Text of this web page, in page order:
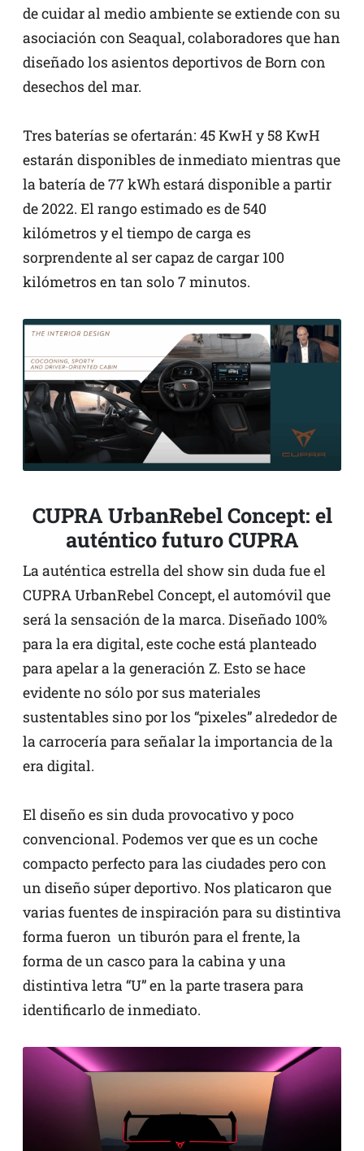
de cuidar al medio ambiente se extiende con su
asociación con Seaqual, colaboradores que han
diseñado los asientos deportivos de Born con
desechos del mar.
Tres baterías se ofertarán: 45 KwH y 58 KwH
estarán disponibles de inmediato mientras que
la batería de 77 kWh estará disponible a partir
de 2022. El rango estimado es de 540
kilómetros y el tiempo de carga es
sorprendente al ser capaz de cargar 100
kilómetros en tan solo 7 minutos.
CUPRA UrbanRebel Concept: el
auténtico futuro CUPRA
La auténtica estrella del show sin duda fue el
CUPRA UrbanRebel Concept, el automóvil que
será la sensación de la marca. Diseñado 100%
para la era digital, este coche está planteado
para apelar a la generación Z. Esto se hace
evidente no sólo por sus materiales
sustentables sino por los “pixeles” alrededor de
la carrocería para señalar la importancia de la
era digital.
El diseño es sin duda provocativo y poco
convencional. Podemos ver que es un coche
compacto perfecto para las ciudades pero con
un diseño súper deportivo. Nos platicaron que
varias fuentes de inspiración para su distintiva
forma fueron un tiburón para el frente, la
forma de un casco para la cabina y una
distintiva letra “U” en la parte trasera para
identificarlo de inmediato.